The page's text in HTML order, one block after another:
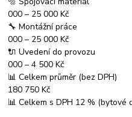
000 – 25 000 Kč
🔧 Montážní práce
000 – 25 000 Kč
🔌 Uvedení
000 – 4 500 Kč
📊 Celkem průměr
180 750 Kč
📊 Celkem s DPH 12 %